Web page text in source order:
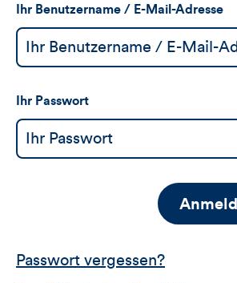
Ihr Benutzername / E-Mail-Adresse
Ihr Passwort
Passwort vergessen?